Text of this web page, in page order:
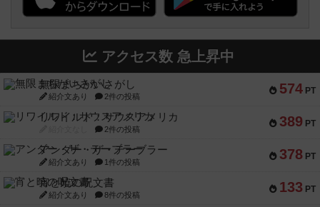
アクセス数 急上昇中
574 PT
無限まちがいさがし
紹介文あり 2件の投稿
389 PT
リワイルド：サウスアメリカ
2件の投稿
378 PT
アンダー・ザ・テーブラー
紹介文あり 1件の投稿
133 PT
宵と暁の呪文書
紹介文あり 8件の投稿